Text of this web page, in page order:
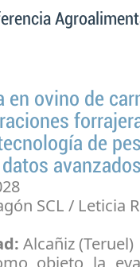
ovino de
de
SCL / Leticia
Alcañiz (Teruel)
objeto la